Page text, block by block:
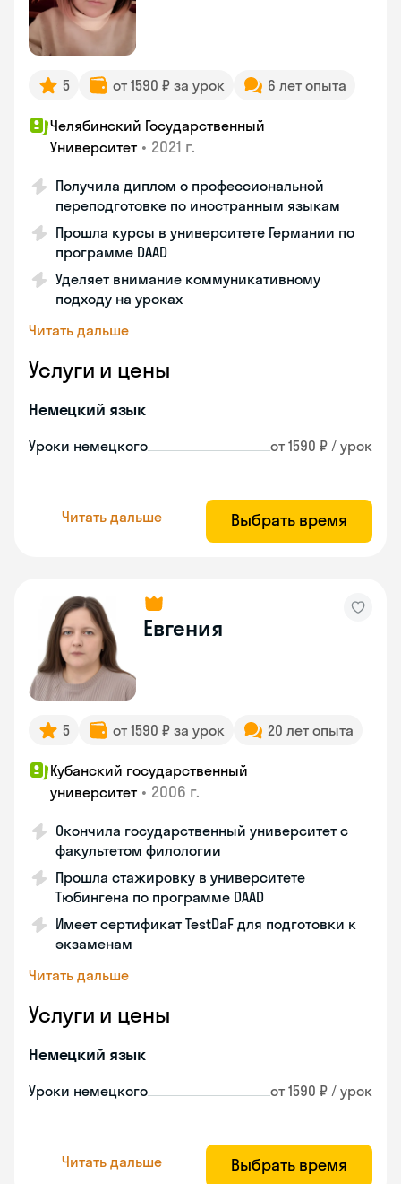
5 от 1590 ₽ за урок 6 лет опыта
Челябинский Государственный
Университет • 2021 г.
Получила диплом о профессиональной
переподготовке по иностранным языкам
Прошла курсы в университете Германии по
программе DAAD
Уделяет внимание коммуникативному
подходу на уроках
Читать дальше
Услуги и цены
Немецкий язык
Уроки немецкого от 1590 ₽ / урок
Читать дальше Выбрать время
Евгения
5 от 1590 ₽ за урок 20 лет опыта
Кубанский государственный
университет • 2006 г.
Окончила государственный университет с
факультетом филологии
Прошла стажировку в университете
Тюбингена по программе DAAD
Имеет сертификат TestDaF для подготовки к
экзаменам
Читать дальше
Услуги и цены
Немецкий язык
Уроки немецкого от 1590 ₽ / урок
Читать дальше Выбрать время